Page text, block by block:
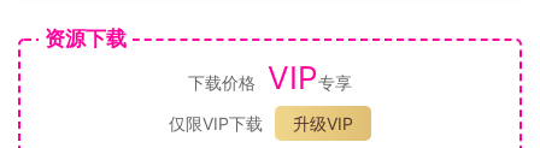
主角在一开始会有一个固定的角色技能和一个随机技能,随着打
怪得到经验,主角会升级获得新的随机技能,相性高的技能之间的
搭配会让主角战斗力倍增
玩家可以从战斗中获得金钱,金钱可以在商店中购买装备,用购买
资源下载
下载价格 VIP专享
仅限VIP下载
升级VIP